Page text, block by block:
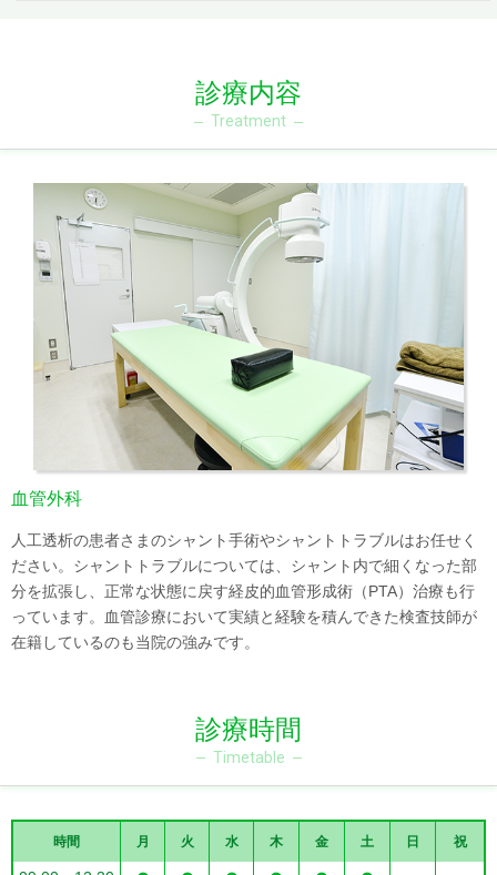
診療内容
Treatment
血管外科
人工透析の患者さまのシャント手術やシャントトラブルはお任せく
ださい。シャントトラブルについては、シャント内で細くなった部
分を拡張し、正常な状態に戻す経皮的血管形成術（PTA）治療も行
っています。血管診療において実績と経験を積んできた検査技師が
在籍しているのも当院の強みです。
診療時間
Timetable
時間 月 火 水 木 金 土 日 祝